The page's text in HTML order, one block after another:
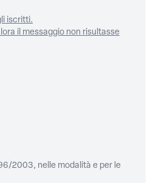
iscritti.
il messaggio non risultasse
2003, nelle modalità e per le